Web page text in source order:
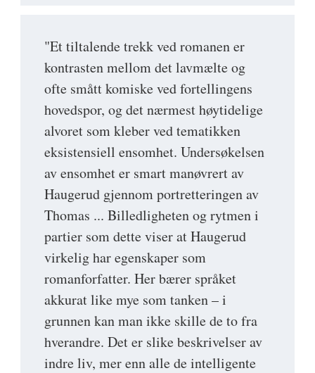
"Et tiltalende trekk ved romanen er
kontrasten mellom det lavmælte og
ofte smått komiske ved fortellingens
hovedspor, og det nærmest høytidelige
alvoret som kleber ved tematikken
eksistensiell ensomhet. Undersøkelsen
av ensomhet er smart manøvrert av
Haugerud gjennom portretteringen av
Thomas ... Billedligheten og rytmen i
partier som dette viser at Haugerud
virkelig har egenskaper som
romanforfatter. Her bærer språket
akkurat like mye som tanken – i
grunnen kan man ikke skille de to fra
hverandre. Det er slike beskrivelser av
indre liv, mer enn alle de intelligente